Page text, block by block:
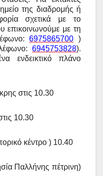
της διαδρομής ή
σχετικά με το
επικοινωνούμε με τη
6975865700 )
6945753828).
ενδεικτικό πλάνο
στις 10.30
10.30
κέντρο ) 10.40
Παλλήνης πέτρινη)